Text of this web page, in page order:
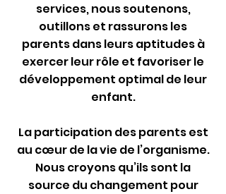
services, nous soutenons,
outillons et rassurons les
parents dans leurs aptitudes à
exercer leur rôle et favoriser le
développement optimal de leur
enfant.
La participation des parents est
au cœur de la vie de l’organisme.
Nous croyons qu’ils sont la
source du changement pour